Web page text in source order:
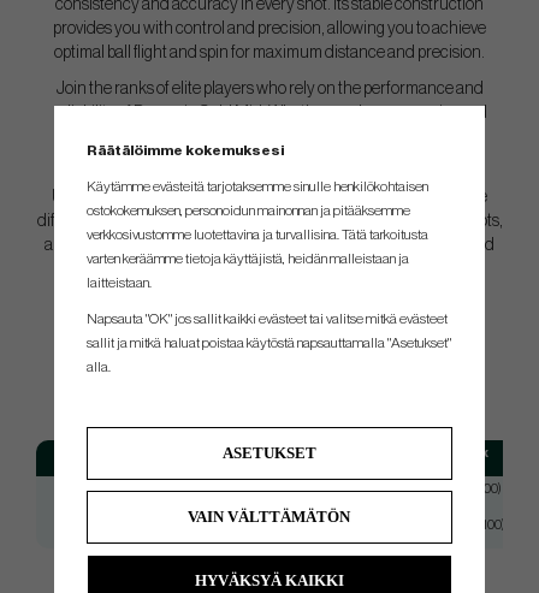
consistency and accuracy in every shot. Its stable construction
provides you with control and precision, allowing you to achieve
optimal ball flight and spin for maximum distance and precision.
Join the ranks of elite players who rely on the performance and
Upgrade your game with Dynamic Gold Mid and experience the
difference on the course. Elevate your performance, hit longer shots,
and approach each swing with confidence. Choose Dynamic Gold
Mid - the shaft that takes your game to new heights.
Model Flex
Dynamic Gold MID Tour Issue Stiff (S400)
Dynamic Gold MID Tour Issue X-Stiff (X100)
Räätälöimme kokemuksesi
Käytämme evästeitä tarjotaksemme sinulle henkilökohtaisen
ostokokemuksen, personoidun mainonnan ja pitääksemme
verkkosivustomme luotettavina ja turvallisina. Tätä tarkoitusta
varten keräämme tietoja käyttäjistä, heidän malleistaan ​​ja
laitteistaan.
Napsauta "OK" jos sallit kaikki evästeet tai valitse mitkä evästeet
sallit ja mitkä haluat poistaa käytöstä napsauttamalla "Asetukset"
alla.
ASETUKSET
VAIN VÄLTTÄMÄTÖN
HYVÄKSYÄ KAIKKI